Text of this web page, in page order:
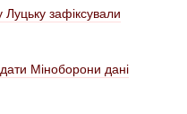
зафіксували
Міноборони дані